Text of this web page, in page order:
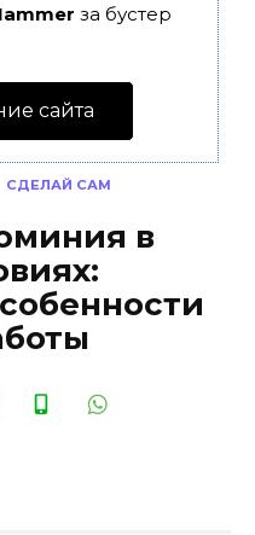
за бустер
сайта
СДЕЛАЙ САМ
в